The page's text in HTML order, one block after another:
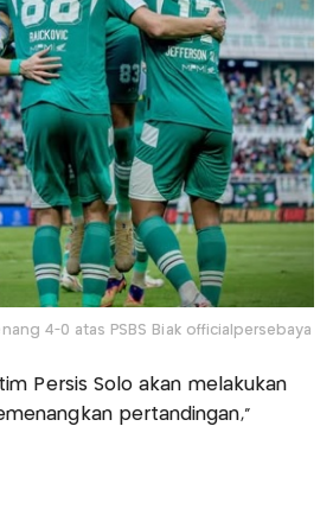
4-0 atas PSBS Biak officialpersebaya
Persis Solo akan melakukan
pertandingan,”